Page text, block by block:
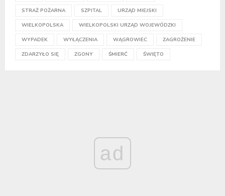
STRAŻ POŻARNA SZPITAL URZĄD MIEJSKI
WIELKOPOLSKA WIELKOPOLSKI URZĄD WOJEWÓDZKI
WYPADEK WYŁĄCZENIA WĄGROWIEC ZAGROŻENIE
ZDARZYŁO SIĘ ZGONY ŚMIERĆ ŚWIĘTO
ad